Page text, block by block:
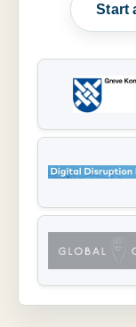
Start